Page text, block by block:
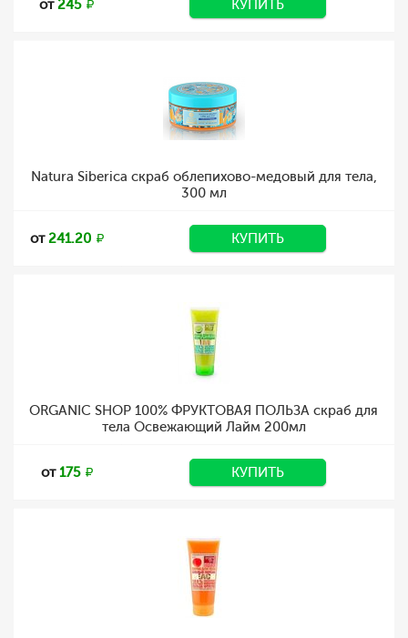
от245 КУПИТЬ
Natura Siberica скраб облепихово-медовый для тела,
300 мл
от241.20 КУПИТЬ
ORGANIC SHOP 100% ФРУКТОВАЯ ПОЛЬЗА скраб для
тела Освежающий Лайм 200мл
от175 КУПИТЬ